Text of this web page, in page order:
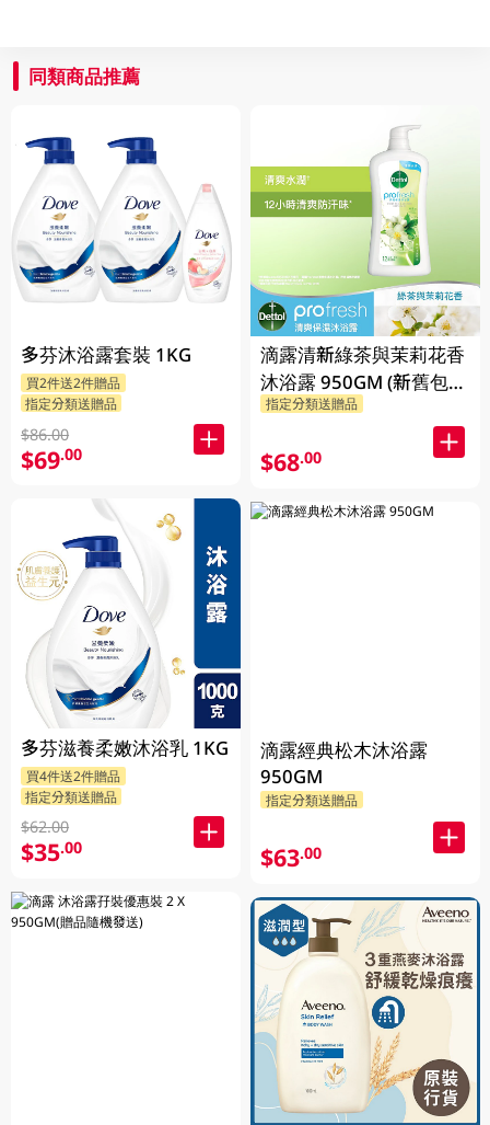
同類商品推薦
多芬沐浴露套裝 1KG
買2件送2件贈品
指定分類送贈品
$86.00
$69.00
多芬滋養柔嫩沐浴乳 1KG
買4件送2件贈品
指定分類送贈品
$62.00
$35.00
滴露清新綠茶與茉莉花香
沐浴露 950GM (新舊包裝
隨機發貨)
指定分類送贈品
$68.00
滴露經典松木沐浴露
950GM
指定分類送贈品
$63.00